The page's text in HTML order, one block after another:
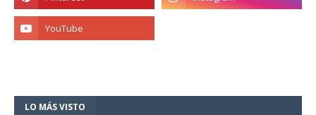
LO MÁS VISTO